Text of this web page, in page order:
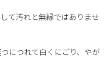
て汚れと無縁ではありませ
につれて白くにごり、やが